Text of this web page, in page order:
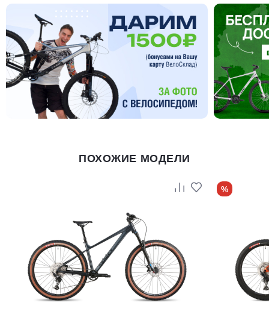
ПОХОЖИЕ МОДЕЛИ
%